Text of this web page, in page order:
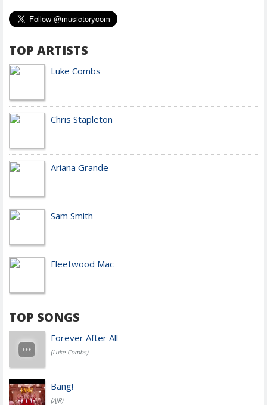
TOP ARTISTS
Luke Combs
Chris Stapleton
Ariana Grande
Sam Smith
Fleetwood Mac
TOP SONGS
Forever After All
(Luke Combs)
Bang!
(AJR)